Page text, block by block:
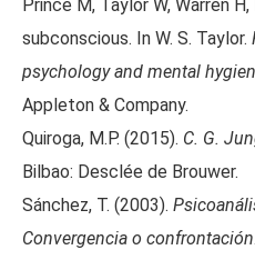
Prince M, Taylor W, Warren
subconscious. In W. S. Taylor.
psychology and mental
Appleton & Company.
Quiroga, M.P. (2015). C. G.
Bilbao: Desclée de Brouwer.
Sánchez, T. (2003).
Convergencia o confrontación